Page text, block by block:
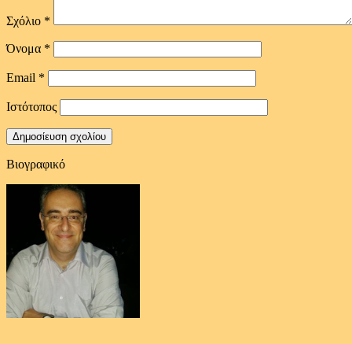
Σχόλιο *
Όνομα *
Email *
Ιστότοπος
Βιογραφικό